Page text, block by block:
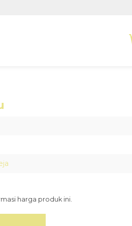
harga produk ini.